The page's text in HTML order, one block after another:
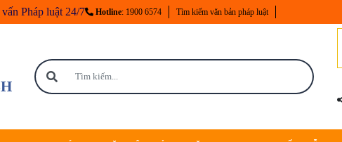
Pháp luật 24/7 Hotline: 1900 6574 Tìm kiếm văn bản pháp luật